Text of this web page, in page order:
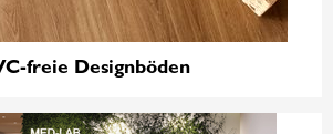
freie Designböden